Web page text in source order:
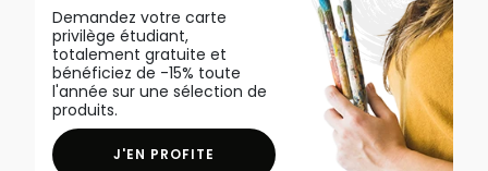
Demandez votre carte
privilège étudiant,
totalement gratuite et
bénéficiez de -15% toute
l'année sur une sélection de
produits.
J'EN PROFITE